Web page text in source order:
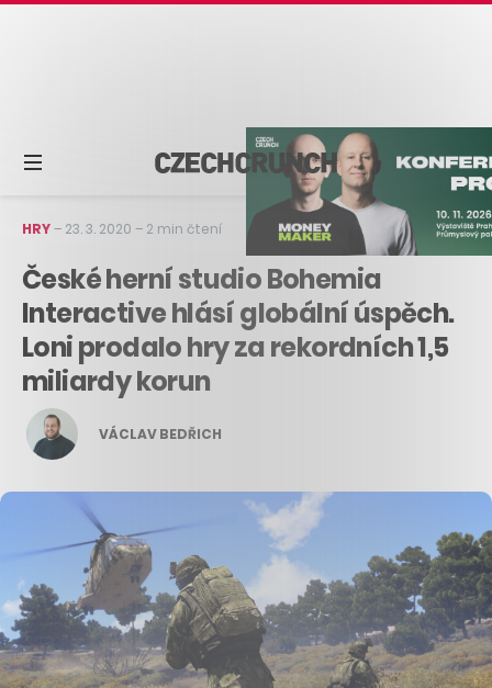
HRY– 23. 3. 2020 – 2 min čtení
České herní studio Bohemia
Interactive hlásí globální úspěch.
Loni prodalo hry za rekordních 1,5
miliardy korun
VÁCLAV BEDŘICH